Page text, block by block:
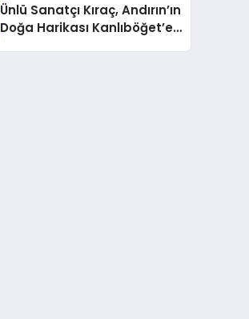
Ünlü Sanatçı Kıraç, Andırın’ın
Doğa Harikası Kanlıböğet’e